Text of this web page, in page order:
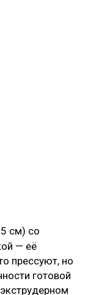
см) со
— её
прессуют, но
готовой